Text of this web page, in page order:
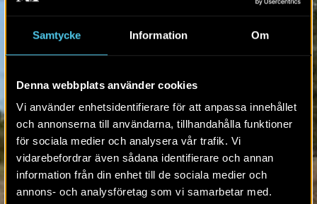
Samtycke Information Om
Denna webbplats använder cookies
Vi använder enhetsidentifierare för att anpassa innehållet
och annonserna till användarna, tillhandahålla funktioner
för sociala medier och analysera vår trafik. Vi
vidarebefordrar även sådana identifierare och annan
information från din enhet till de sociala medier och
annons- och analysföretag som vi samarbetar med.